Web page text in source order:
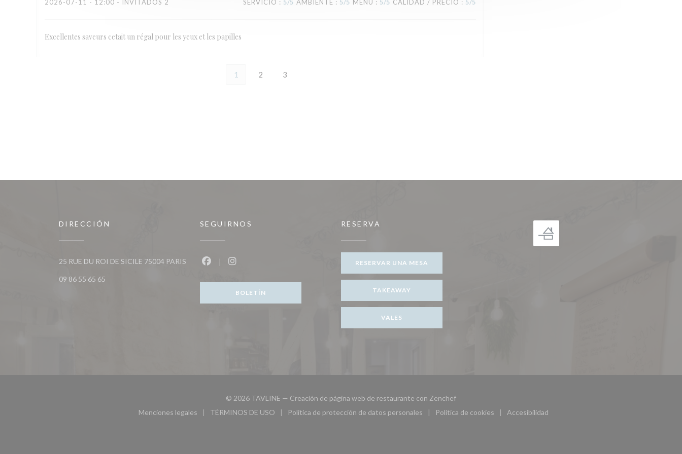
2026-07-11 - 12:00 - INVITADOS 2 SERVICIO : 5/5 AMBIENTE : 5/5 MENÚ : 5/5 CALIDAD / PRECIO : 5/5
Excellentes saveurs cetait un régal pour les yeux et les papilles
1 2 3
DIRECCIÓN
25 RUE DU ROI DE SICILE 75004 PARIS((abre en una nueva ventana))
09 86 55 65 65
SEGUIRNOS
BOLETÍN
RESERVA
RESERVAR UNA MESA
TAKEAWAY
VALES
© 2026 TAVLINE — Creación de página web de restaurante con Zenchef((abre en una nueva ventana))
Menciones legales
((abre en una nueva ventana))
TÉRMINOS DE USO
((abre en una nueva ventana))
Política de protección de datos personales
((abre en una nueva ventana))
Política de cookies
((abre en una nueva ventana))
Accesibilidad